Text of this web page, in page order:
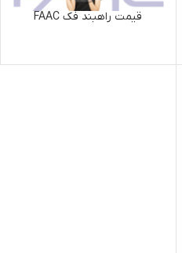
قیمت راهبند فک FAAC